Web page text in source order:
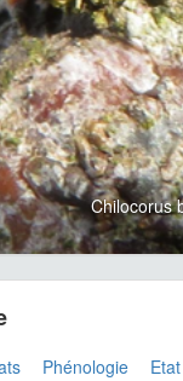
Chilocorus
Phénologie